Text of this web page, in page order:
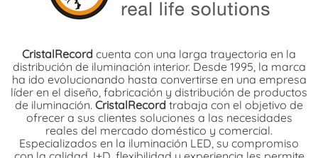
CristalRecord cuenta con una larga trayectoria en la
distribución de iluminación interior. Desde 1995, la marca
ha ido evolucionando hasta convertirse en una empresa
líder en el diseño, fabricación y distribución de productos
de iluminación. CristalRecord trabaja con el objetivo de
ofrecer a sus clientes soluciones a las necesidades
reales del mercado doméstico y comercial.
Especializados en la iluminación LED, su compromiso